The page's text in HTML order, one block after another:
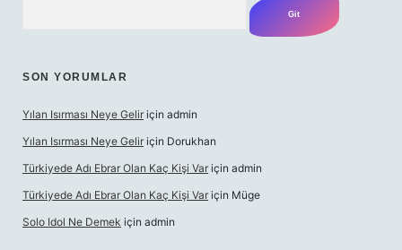
SON YORUMLAR
Yılan Isırması Neye Gelir için admin
Yılan Isırması Neye Gelir için Dorukhan
Türkiyede Adı Ebrar Olan Kaç Kişi Var için admin
Türkiyede Adı Ebrar Olan Kaç Kişi Var için Müge
Solo Idol Ne Demek için admin